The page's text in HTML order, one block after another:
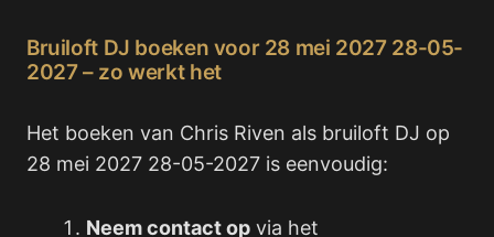
Bruiloft DJ boeken voor 28 mei 2027 28-05-
2027 – zo werkt het
Het boeken van Chris Riven als bruiloft DJ op
28 mei 2027 28-05-2027 is eenvoudig:
Neem contact op via het